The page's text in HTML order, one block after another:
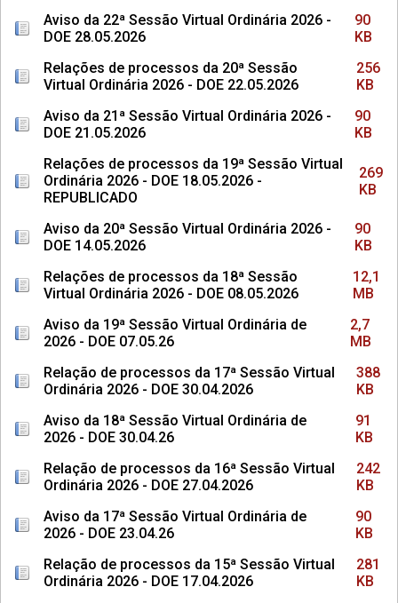
Aviso da 22ª Sessão Virtual Ordinária 2026 -
DOE 28.05.2026
90
KB
Relações de processos da 20ª Sessão
Virtual Ordinária 2026 - DOE 22.05.2026
256
KB
Aviso da 21ª Sessão Virtual Ordinária 2026 -
DOE 21.05.2026
90
KB
Relações de processos da 19ª Sessão Virtual
Ordinária 2026 - DOE 18.05.2026 -
REPUBLICADO
269
KB
Aviso da 20ª Sessão Virtual Ordinária 2026 -
DOE 14.05.2026
90
KB
Relações de processos da 18ª Sessão
Virtual Ordinária 2026 - DOE 08.05.2026
12,1
MB
Aviso da 19ª Sessão Virtual Ordinária de
2026 - DOE 07.05.26
2,7
MB
Relação de processos da 17ª Sessão Virtual
Ordinária 2026 - DOE 30.04.2026
388
KB
Aviso da 18ª Sessão Virtual Ordinária de
2026 - DOE 30.04.26
91
KB
Relação de processos da 16ª Sessão Virtual
Ordinária 2026 - DOE 27.04.2026
242
KB
Aviso da 17ª Sessão Virtual Ordinária de
2026 - DOE 23.04.26
90
KB
Relação de processos da 15ª Sessão Virtual
Ordinária 2026 - DOE 17.04.2026
281
KB